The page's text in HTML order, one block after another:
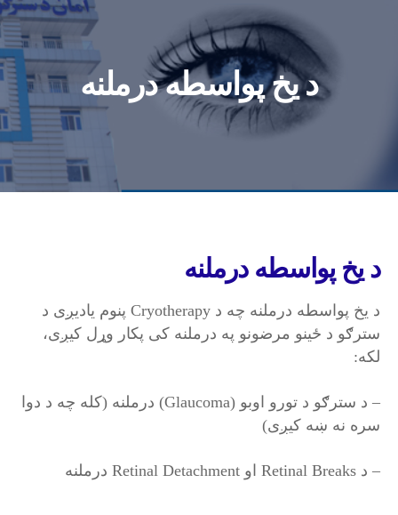
د یخ پواسطه درملنه
د یخ پواسطه درملنه
د یخ پواسطه درملنه چه د Cryotherapy پنوم یادیږی د
سترګو د ځینو مرضونو په درملنه کی پکار وړل کیږی،
لکه:
– د سترګو د تورو اوبو (Glaucoma) درملنه (کله چه د دوا
سره نه ښه کیږی)
– د Retinal Breaks او Retinal Detachment درملنه